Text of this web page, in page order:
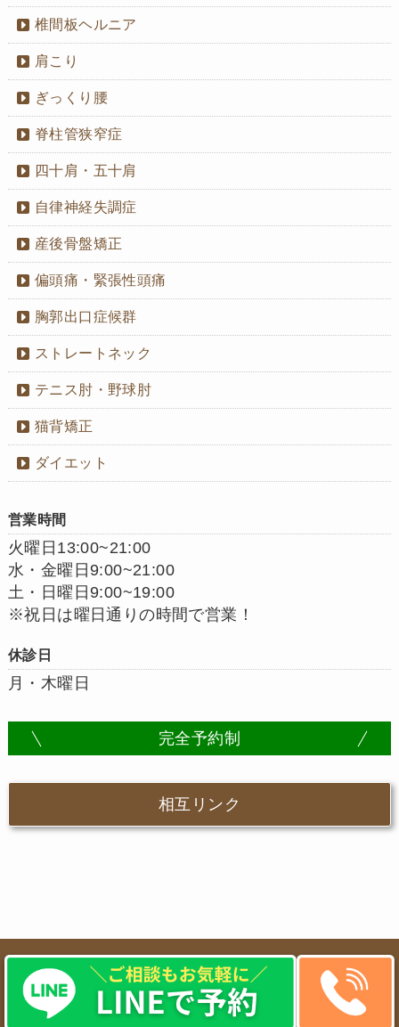
椎間板ヘルニア
肩こり
ぎっくり腰
脊柱管狭窄症
四十肩・五十肩
自律神経失調症
産後骨盤矯正
偏頭痛・緊張性頭痛
胸郭出口症候群
ストレートネック
テニス肘・野球肘
猫背矯正
ダイエット
営業時間
火曜日13:00~21:00
水・金曜日9:00~21:00
土・日曜日9:00~19:00
※祝日は曜日通りの時間で営業！
休診日
月・木曜日
完全予約制
相互リンク